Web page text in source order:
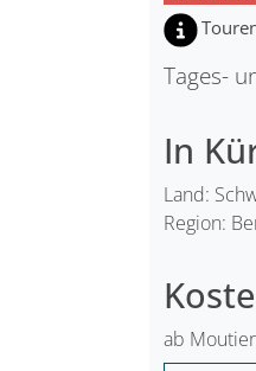
Tages-
In
Land:
Region:
ab